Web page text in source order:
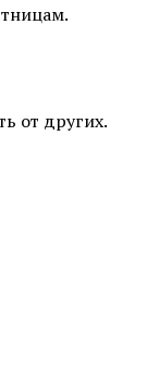
от других.